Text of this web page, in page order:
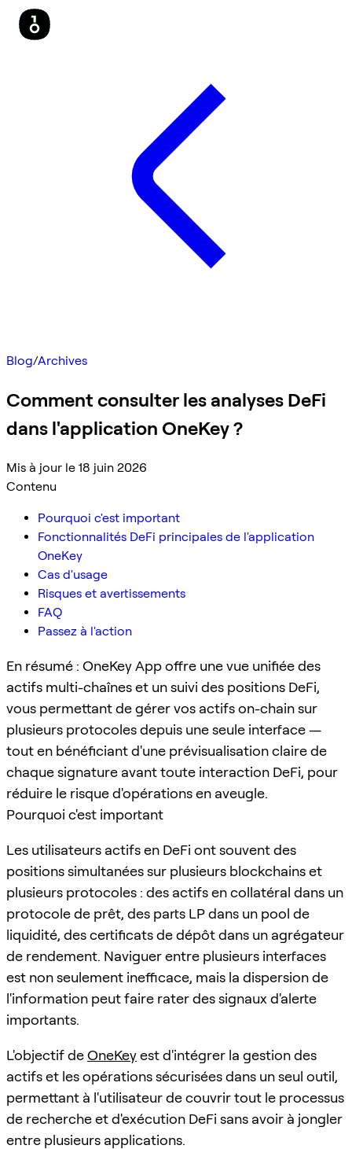
Blog/Archives
Comment consulter les analyses DeFi
dans l'application OneKey ?
Mis à jour le 18 juin 2026
Contenu
Pourquoi c'est important
Fonctionnalités DeFi principales de l'application
OneKey
Cas d'usage
Risques et avertissements
FAQ
Passez à l'action
En résumé : OneKey App offre une vue unifiée des
actifs multi-chaînes et un suivi des positions DeFi,
vous permettant de gérer vos actifs on-chain sur
plusieurs protocoles depuis une seule interface —
tout en bénéficiant d'une prévisualisation claire de
chaque signature avant toute interaction DeFi, pour
réduire le risque d'opérations en aveugle.
Pourquoi c'est important
Les utilisateurs actifs en DeFi ont souvent des
positions simultanées sur plusieurs blockchains et
plusieurs protocoles : des actifs en collatéral dans un
protocole de prêt, des parts LP dans un pool de
liquidité, des certificats de dépôt dans un agrégateur
de rendement. Naviguer entre plusieurs interfaces
est non seulement inefficace, mais la dispersion de
l'information peut faire rater des signaux d'alerte
importants.
L'objectif deOneKeyest d'intégrer la gestion des
actifs et les opérations sécurisées dans un seul outil,
permettant à l'utilisateur de couvrir tout le processus
de recherche et d'exécution DeFi sans avoir à jongler
entre plusieurs applications.